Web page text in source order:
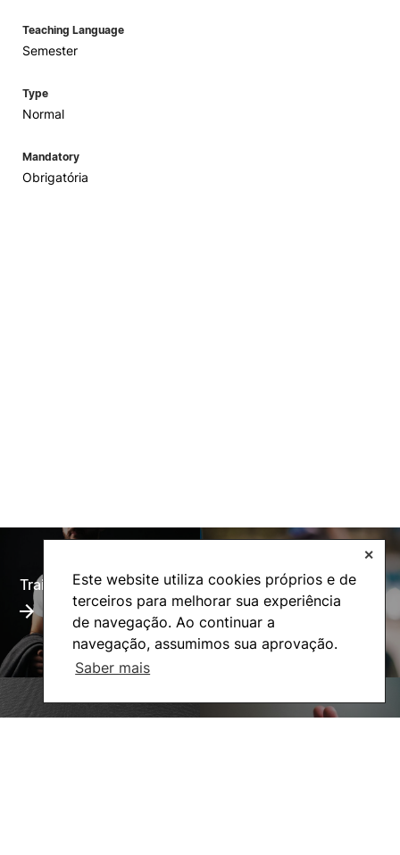
Este website utiliza cookies próprios e de
terceiros para melhorar sua experiência
de navegação. Ao continuar a
navegação, assumimos sua aprovação.
Saber mais
✕
Teaching Language
Semester
Type
Normal
Mandatory
Obrigatória
Training Offer Alumni